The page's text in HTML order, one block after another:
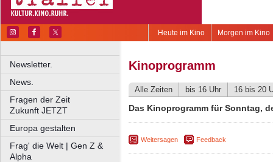
Morgen im Kino
Heute im Kino
Newsletter.
News.
Fragen der Zeit
Zukunft JETZT
Europa gestalten
Frag' die Welt | Gen Z &
Alpha
Kinoprogramm
Alle Zeiten bis 16 Uhr 16 bis 20
Das Kinoprogramm für Sonntag,
Weitersagen Feedback